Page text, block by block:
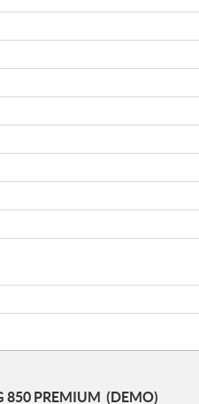
850 PREMIUM (DEMO)